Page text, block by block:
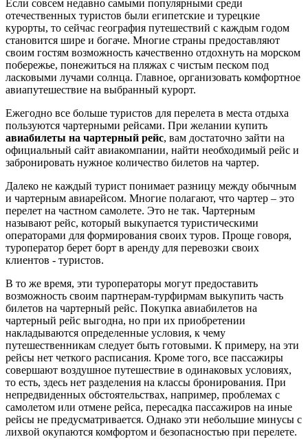
Если совсем недавно самыми популярными среди
отечественных туристов были египетские и турецкие
курорты, то сейчас география путешествий с каждым годом
становится шире и богаче. Многие страны предоставляют
своим гостям возможность качественно отдохнуть на морском
побережье, понежиться на пляжах с чистым песком под
ласковыми лучами солнца. Главное, организовать комфортное
авиапутешествие на выбранный курорт.
Ежегодно все больше туристов для перелета в места отдыха
пользуются чартерными рейсами. При желании купить
авиабилеты на чартерный рейс, вам достаточно зайти на
официальный сайт авиакомпании, найти необходимый рейс и
забронировать нужное количество билетов на чартер.
Далеко не каждый турист понимает разницу между обычным
и чартерным авиарейсом. Многие полагают, что чартер – это
перелет на частном самолете. Это не так. Чартерным
называют рейс, который выкупается туристическими
операторами для формирования своих туров. Проще говоря,
туроператор берет борт в аренду для перевозки своих
клиентов - туристов.
В то же время, эти туроператоры могут предоставить
возможность своим партнерам-турфирмам выкупить часть
билетов на чартерный рейс. Покупка авиабилетов на
чартерный рейс выгодна, но при их приобретении
накладываются определенные условия, к чему
путешественникам следует быть готовыми. К примеру, на эти
рейсы нет четкого расписания. Кроме того, все пассажиры
совершают воздушное путешествие в одинаковых условиях,
то есть, здесь нет разделения на классы бронирования. При
непредвиденных обстоятельствах, например, проблемах с
самолетом или отмене рейса, пересадка пассажиров на иные
рейсы не предусматривается. Однако эти небольшие минусы с
лихвой окупаются комфортом и безопасностью при перелете.